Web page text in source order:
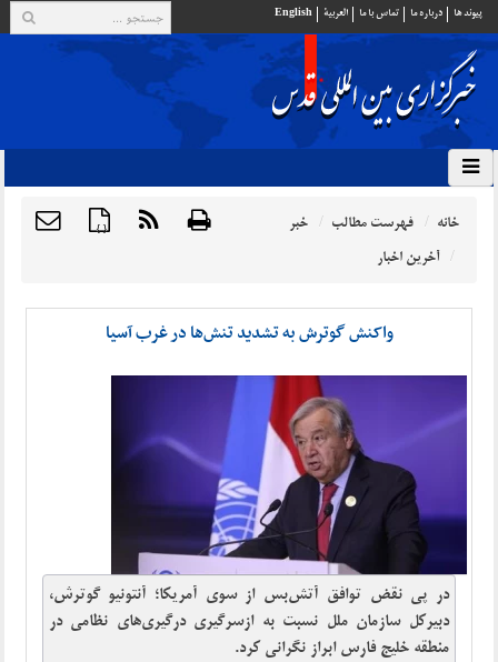
پيوند ها درباره ما تماس با ما العربية English
{ } خانه فهرست مطالب
خبر
آخرین اخبار
واکنش گوترش به تشدید تنش‌ها در غرب آسیا
در پی نقض توافق آتش‌بس از سوی آمریکا؛ آنتونیو گوترش،
دبیرکل سازمان ملل نسبت به ازسرگیری درگیری‌های نظامی در
منطقه خلیج فارس ابراز نگرانی کرد.